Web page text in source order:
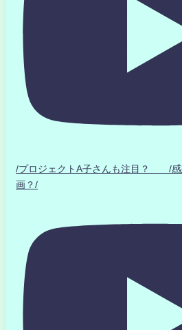
/プロジェクトA子さんも注目？ /感
画？/